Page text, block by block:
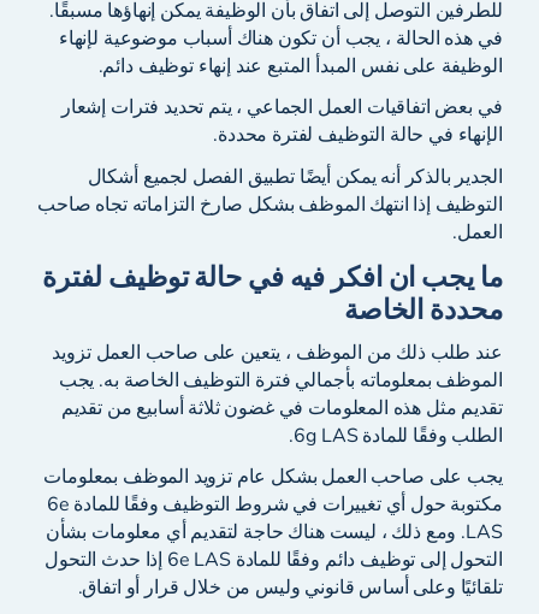
للطرفين التوصل إلى اتفاق بأن الوظيفة يمكن إنهاؤها مسبقًا.
في هذه الحالة ، يجب أن تكون هناك أسباب موضوعية لإنهاء
الوظيفة على نفس المبدأ المتبع عند إنهاء توظيف دائم.
في بعض اتفاقيات العمل الجماعي ، يتم تحديد فترات إشعار
الإنهاء في حالة التوظيف لفترة محددة.
الجدير بالذكر أنه يمكن أيضًا تطبيق الفصل لجميع أشكال
التوظيف إذا انتهك الموظف بشكل صارخ التزاماته تجاه صاحب
العمل.
ما يجب ان افكر فيه في حالة توظيف لفترة
محددة الخاصة
عند طلب ذلك من الموظف ، يتعين على صاحب العمل تزويد
الموظف بمعلوماته بأجمالي فترة التوظيف الخاصة به. يجب
تقديم مثل هذه المعلومات في غضون ثلاثة أسابيع من تقديم
الطلب وفقًا للمادة 6g LAS.
يجب على صاحب العمل بشكل عام تزويد الموظف بمعلومات
مكتوبة حول أي تغييرات في شروط التوظيف وفقًا للمادة 6e
LAS. ومع ذلك ، ليست هناك حاجة لتقديم أي معلومات بشأن
التحول إلى توظيف دائم وفقًا للمادة 6e LAS إذا حدث التحول
تلقائيًا وعلى أساس قانوني وليس من خلال قرار أو اتفاق.